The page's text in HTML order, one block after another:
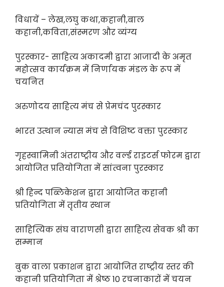
विधायें – लेख,लघु कथा,कहानी,बाल
कहानी,कविता,संस्मरण और व्यंग्य
पुरस्कार- साहित्य अकादमी द्वारा आजादी के अमृत
महोत्सव कार्यक्रम में निर्णायक मंडल के रूप में
चयनित
अरुणोदय साहित्य मंच से प्रेमचंद पुरस्कार
भारत उत्थान न्यास मंच से विशिष्ट वक्ता पुरस्कार
गृहस्वामिनी अंतराष्ट्रीय और वर्ल्ड राइटर्स फोरम द्वारा
आयोजित प्रतियोगिता में सांत्वना पुरस्कार
श्री हिन्द पब्लिकेशन द्वारा आयोजित कहानी
प्रतियोगिता में तृतीय स्थान
साहित्यिक संघ वाराणसी द्वारा साहित्य सेवक श्री का
सम्मान
बुक वाला प्रकाशन द्वारा आयोजित राष्ट्रीय स्तर की
कहानी प्रतियोगिता में श्रेष्ठ 10 रचनाकारों में चयन